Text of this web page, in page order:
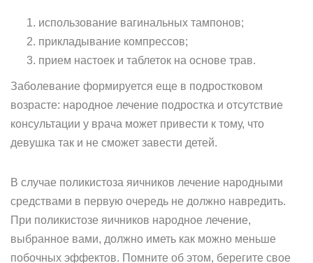
использование вагинальных тампонов;
прикладывание компрессов;
прием настоек и таблеток на основе трав.
Заболевание формируется еще в подростковом
возрасте: народное лечение подростка и отсутствие
консультации у врача может привести к тому, что
девушка так и не сможет завести детей.
В случае поликистоза яичников лечение народными
средствами в первую очередь не должно навредить.
При поликистозе яичников народное лечение,
выбранное вами, должно иметь как можно меньше
побочных эффектов. Помните об этом, берегите свое